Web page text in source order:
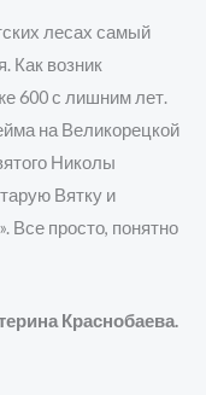
лесах самый
Как возник
600 с лишним лет.
на Великорецкой
Николы
Вятку и
Все просто, понятно
Краснобаева.